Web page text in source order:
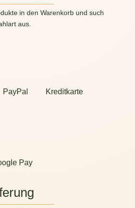
in den Warenkorb und such
aus.
PayPal Kreditkarte
Pay